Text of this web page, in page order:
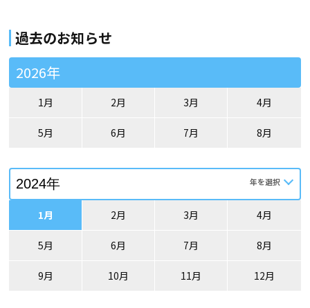
過去のお知らせ
2026年
1月 2月 3月 4月
5月 6月 7月 8月
1月 2月 3月 4月
5月 6月 7月 8月
9月 10月 11月 12月